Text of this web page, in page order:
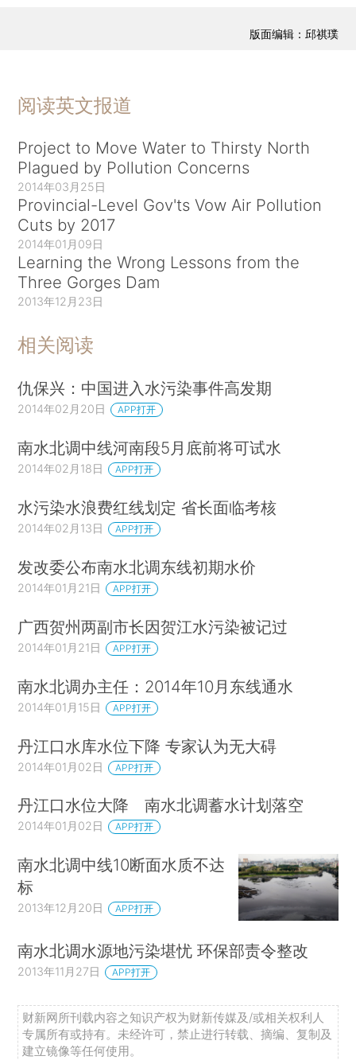
版面编辑：邱祺璞
阅读英文报道
Project to Move Water to Thirsty North
Plagued by Pollution Concerns
2014年03月25日
Provincial-Level Gov'ts Vow Air Pollution
Cuts by 2017
2014年01月09日
Learning the Wrong Lessons from the
Three Gorges Dam
2013年12月23日
相关阅读
仇保兴：中国进入水污染事件高发期
2014年02月20日 APP打开
南水北调中线河南段5月底前将可试水
2014年02月18日 APP打开
水污染水浪费红线划定 省长面临考核
2014年02月13日 APP打开
发改委公布南水北调东线初期水价
2014年01月21日 APP打开
广西贺州两副市长因贺江水污染被记过
2014年01月21日 APP打开
南水北调办主任：2014年10月东线通水
2014年01月15日 APP打开
丹江口水库水位下降 专家认为无大碍
2014年01月02日 APP打开
丹江口水位大降 南水北调蓄水计划落空
2014年01月02日 APP打开
南水北调中线10断面水质不达
标
2013年12月20日 APP打开
南水北调水源地污染堪忧 环保部责令整改
2013年11月27日 APP打开
财新网所刊载内容之知识产权为财新传媒及/或相关权利人
专属所有或持有。未经许可，禁止进行转载、摘编、复制及
建立镜像等任何使用。